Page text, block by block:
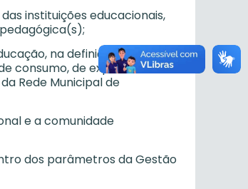
instituições educacionais,
na definição de
consumo, de expediente e
Rede Municipal de
e a comunidade
dos parâmetros da Gestão